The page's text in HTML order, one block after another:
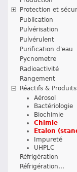
Protection et
Publication
Pulvérisation
Pulvérulent
Purification d'eau
Pycnometre
Radioactivité
Rangement
Réactifs & Produits
Aérosol
Bactériologie
Biochimie
Chimie
Etalon
Impureté
UHPLC
Réfrigération
Réfrigération...